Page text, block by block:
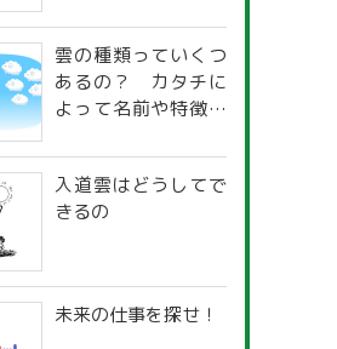
雲の種類っていくつ
あるの？ カタチに
よって名前や特徴が
入道雲はどうしてで
きるの
未来の仕事を探せ！